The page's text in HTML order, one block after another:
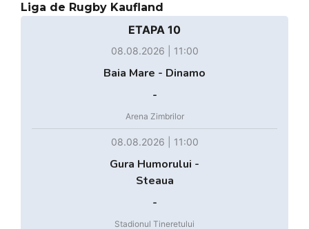
Liga de Rugby Kaufland
ETAPA 10
08.08.2026 | 11:00
Baia Mare - Dinamo
-
Arena Zimbrilor
08.08.2026 | 11:00
Gura Humorului -
Steaua
-
Stadionul Tineretului